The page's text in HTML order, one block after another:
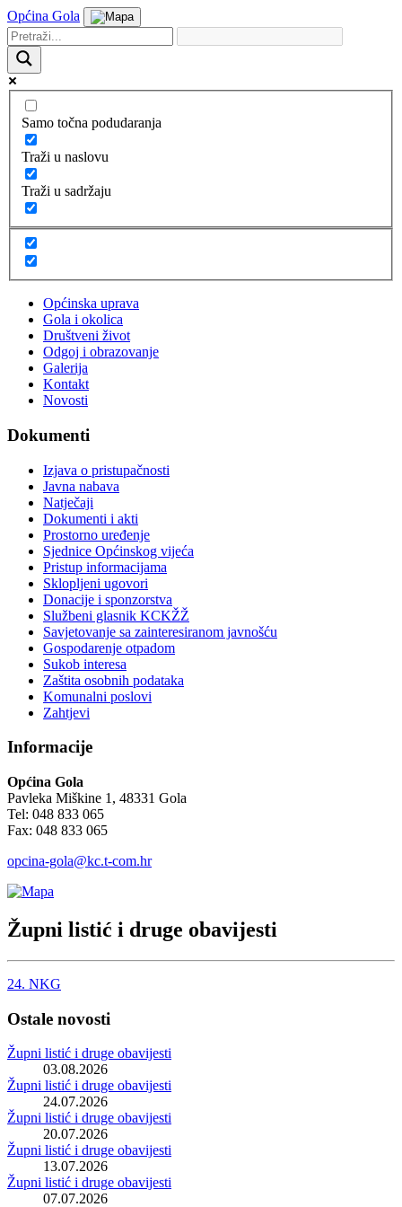
Općina Gola
Samo točna podudaranja
Traži u naslovu
Traži u sadržaju
Općinska uprava
Gola i okolica
Društveni život
Odgoj i obrazovanje
Galerija
Kontakt
Novosti
Dokumenti
Izjava o pristupačnosti
Javna nabava
Natječaji
Dokumenti i akti
Prostorno uređenje
Sjednice Općinskog vijeća
Pristup informacijama
Sklopljeni ugovori
Donacije i sponzorstva
Službeni glasnik KCKŽŽ
Savjetovanje sa zainteresiranom javnošću
Gospodarenje otpadom
Sukob interesa
Zaštita osobnih podataka
Komunalni poslovi
Zahtjevi
Informacije
Općina Gola
Pavleka Miškine 1, 48331 Gola
Tel: 048 833 065
Fax: 048 833 065
opcina-gola@kc.t-com.hr
Župni listić i druge obavijesti
24. NKG
Ostale novosti
Župni listić i druge obavijesti
03.08.2026
Župni listić i druge obavijesti
24.07.2026
Župni listić i druge obavijesti
20.07.2026
Župni listić i druge obavijesti
13.07.2026
Župni listić i druge obavijesti
07.07.2026